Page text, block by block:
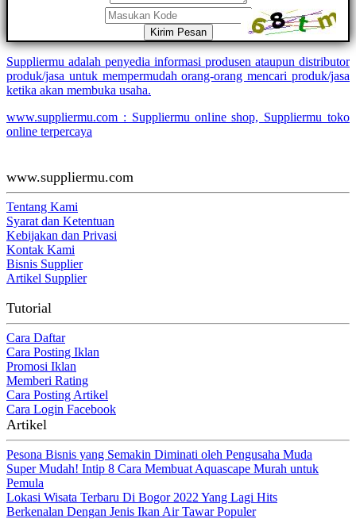
Kirim Pesan
Suppliermu adalah penyedia informasi produsen ataupun distributor
produk/jasa untuk mempermudah orang-orang mencari produk/jasa
ketika akan membuka usaha.
www.suppliermu.com : Suppliermu online shop, Suppliermu toko
online terpercaya
www.suppliermu.com
Tentang Kami
Syarat dan Ketentuan
Kebijakan dan Privasi
Kontak Kami
Bisnis Supplier
Artikel Supplier
Tutorial
Cara Daftar
Cara Posting Iklan
Promosi Iklan
Memberi Rating
Cara Posting Artikel
Cara Login Facebook
Artikel
Pesona Bisnis yang Semakin Diminati oleh Pengusaha Muda
Super Mudah! Intip 8 Cara Membuat Aquascape Murah untuk
Pemula
Lokasi Wisata Terbaru Di Bogor 2022 Yang Lagi Hits
Berkenalan Dengan Jenis Ikan Air Tawar Populer